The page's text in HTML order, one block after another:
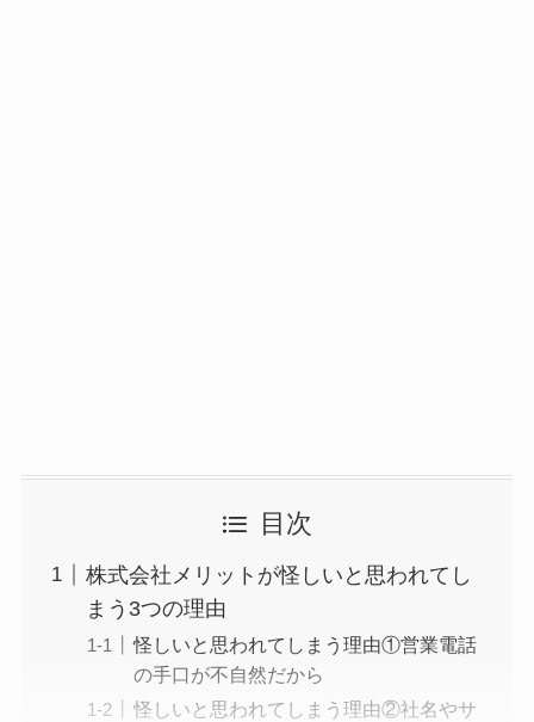
目次
株式会社メリットが怪しいと思われてし
まう3つの理由
怪しいと思われてしまう理由①営業電話
の手口が不自然だから
怪しいと思われてしまう理由②社名やサ